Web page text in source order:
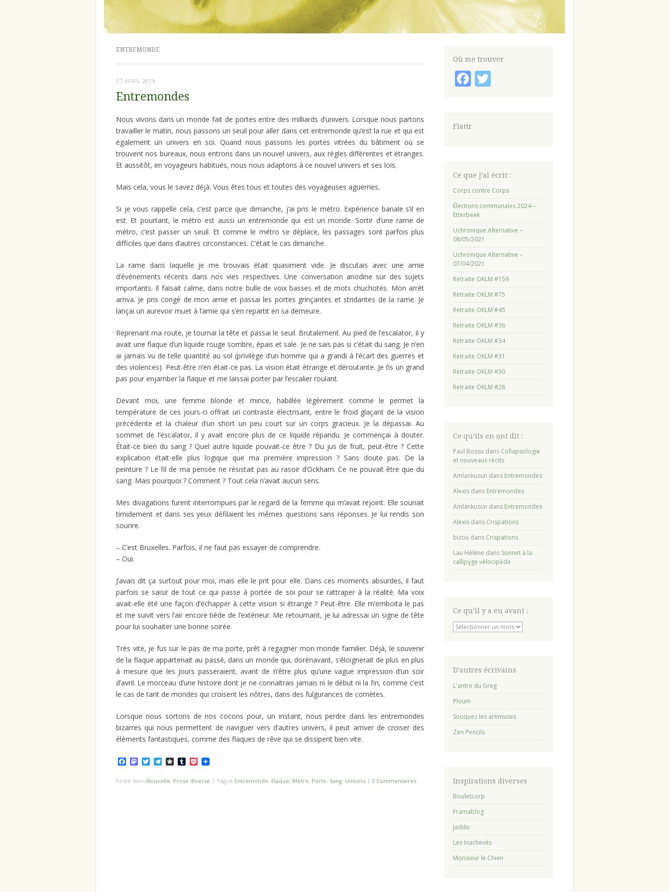
ENTREMONDE
27 AVRIL 2019
Entremondes
Nous vivons dans un monde fait de portes entre des milliards d’univers. Lorsque nous partons
travailler le matin, nous passons un seuil pour aller dans cet entremonde qu’est la rue et qui est
également un univers en soi. Quand nous passons les portes vitrées du bâtiment où se
trouvent nos bureaux, nous entrons dans un nouvel univers, aux règles différentes et étranges.
Et aussitôt, en voyageurs habitués, nous nous adaptons à ce nouvel univers et ses lois.
Mais cela, vous le savez déjà. Vous êtes tous et toutes des voyageuses aguerries.
Si je vous rappelle cela, c’est parce que dimanche, j’ai pris le métro. Expérience banale s’il en
est. Et pourtant, le métro est aussi un entremonde qui est un monde. Sortir d’une rame de
métro, c’est passer un seuil. Et comme le métro se déplace, les passages sont parfois plus
difficiles que dans d’autres circonstances. C’était le cas dimanche.
La rame dans laquelle je me trouvais était quasiment vide. Je discutais avec une amie
d’événements récents dans nos vies respectives. Une conversation anodine sur des sujets
importants. Il faisait calme, dans notre bulle de voix basses et de mots chuchotés. Mon arrêt
arriva. Je pris congé de mon amie et passai les portes grinçantes et stridantes de la rame. Je
lançai un aurevoir muet à l’amie qui s’en repartit en sa demeure.
Reprenant ma route, je tournai la tête et passai le seuil. Brutalement. Au pied de l’escalator, il y
avait une flaque d’un liquide rouge sombre, épais et sale. Je ne sais pas si c’était du sang. Je n’en
ai jamais vu de telle quantité au sol (privilège d’un homme qui a grandi à l’écart des guerres et
des violences). Peut-être n’en était-ce pas. La vision était étrange et déroutante. Je fis un grand
pas pour enjamber la flaque et me laissai porter par l’escalier roulant.
Devant moi, une femme blonde et mince, habillée légèrement comme le permet la
température de ces jours-ci offrait un contraste électrisant, entre le froid glaçant de la vision
précédente et la chaleur d’un short un peu court sur un corps gracieux. Je la dépassai. Au
sommet de l’escalator, il y avait encore plus de ce liquide répandu. Je commençai à douter.
Était-ce bien du sang ? Quel autre liquide pouvait-ce être ? Du jus de fruit, peut-être ? Cette
explication était-elle plus logique que ma première impression ? Sans doute pas. De la
peinture ? Le fil de ma pensée ne résistait pas au rasoir d’Ockham. Ce ne pouvait être que du
sang. Mais pourquoi ? Comment ? Tout cela n’avait aucun sens.
Mes divagations furent interrompues par le regard de la femme qui m’avait rejoint. Elle souriait
timidement et dans ses yeux défilaient les mêmes questions sans réponses. Je lui rendis son
sourire.
– C’est Bruxelles. Parfois, il ne faut pas essayer de comprendre.
– Oui.
J’avais dit ça surtout pour moi, mais elle le prit pour elle. Dans ces moments absurdes, il faut
parfois se saisir de tout ce qui passe à portée de soi pour se rattraper à la réalité. Ma voix
avait-elle été une façon d’échapper à cette vision si étrange ? Peut-être. Elle m’emboita le pas
et me suivit vers l’air encore tiède de l’extérieur. Me retournant, je lui adressai un signe de tête
pour lui souhaiter une bonne soirée.
Très vite, je fus sur le pas de ma porte, prêt à regagner mon monde familier. Déjà, le souvenir
de la flaque appartenait au passé, dans un monde qui, dorénavant, s’éloignerait de plus en plus
à mesure que les jours passeraient, avant de n’être plus qu’une vague impression d’un soir
d’avril. Le morceau d’une histoire dont je ne connaitrais jamais ni le début ni la fin, comme c’est
le cas de tant de mondes qui croisent les nôtres, dans des fulgurances de comètes.
Lorsque nous sortons de nos cocons pour, un instant, nous perdre dans les entremondes
bizarres qui nous permettent de naviguer vers d’autres univers, il peut arriver de croiser des
éléments fantastiques, comme des flaques de rêve qui se dissipent bien vite.
Facebook
Mastodon
TwitterTelegram
Diaspora
TumblrPocket
Posté dans Nouvelle, Prose diverse | Tagué Entremonde, Flaque, Métro, Porte, Sang, Univers | 3 Commentaires
Où me trouver
Facebook
Twitter
Flattr
Ce que j’ai écrit :
Corps contre Corps
Élections communales 2024 –
Etterbeek
Uchronique Alternative –
08/05/2021
Uchronique Alternative –
07/04/2021
Retraite OKLM #159
Retraite OKLM #75
Retraite OKLM #45
Retraite OKLM #36
Retraite OKLM #34
Retraite OKLM #31
Retraite OKLM #30
Retraite OKLM #28
Ce qu’ils en ont dit :
Paul Bossu dans Collapsologie
et nouveaux récits
Amlankusun dans Entremondes
Alexisdans Entremondes
Amlankusun dans Entremondes
Alexisdans Crispations
bizou dans Crispations
Lau Hélène dans Sonnet à la
callipyge vélocipède
Ce qu’il y a eu avant :
Ce
qu’il
avant
D'autres écrivains
L'antre du Greg
Ploum
Souquez les artimuses
Zen Pencils
Inspirations diverses
Bouletcorp
Framablog
Jaddo
Les Inachevés
Monsieur le Chien